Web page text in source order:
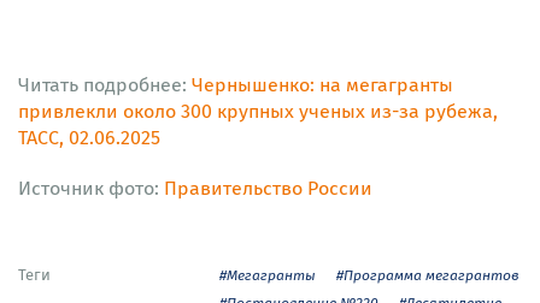
Читать подробнее: Чернышенко: на мегагранты
привлекли около 300 крупных ученых из-за рубежа,
ТАСС, 02.06.2025
Источник фото: Правительство России
Теги #Мегагранты
#Программа мегагрантов